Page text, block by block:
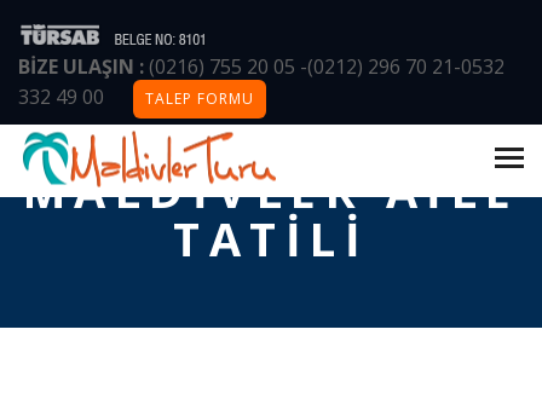
BİZE ULAŞIN : (0216) 755 20 05 -(0212) 296 70 21-0532
332 49 00
TALEP FORMU
ANASAYFA/ MALDIVLER/ MALDIVLER AILE TATILI
MALDIVLER AILE
TATILI